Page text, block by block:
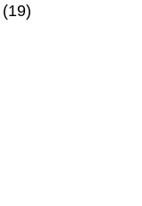
(19)